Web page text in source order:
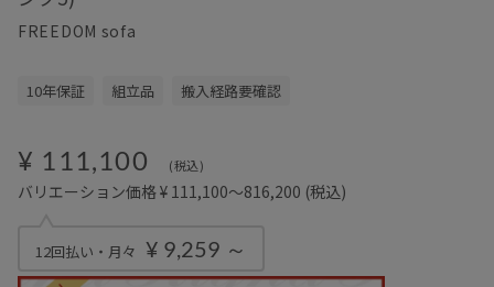
FREEDOM sofa
10年保証 組立品 搬入経路要確認
¥ 111,100 (税込)
バリエーション価格 ¥ 111,100～816,200 (税込)
12回払い・月々 ¥ 9,259 ～